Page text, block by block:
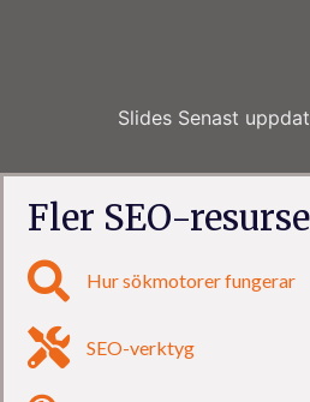
Slides Senast
Fler SEO-
Hur sökmotorer fungerar
SEO-verktyg